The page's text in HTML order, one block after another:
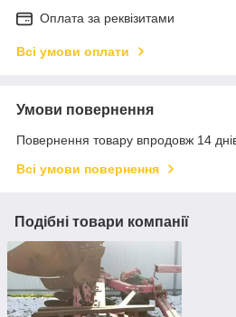
Оплата за реквізитами
Всі умови оплати
Умови повернення
Повернення товару впродовж 14
Всі умови повернення
Подібні товари компанії